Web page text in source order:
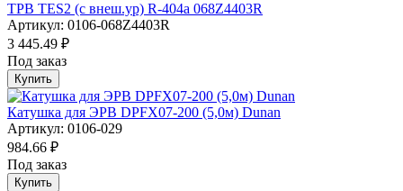
ТРВ TES2 (с внеш.ур) R-404a 068Z4403R
Артикул: 0106-068Z4403R
3 445.49 ₽
Под заказ
Купить
Катушка для ЭРВ DPFX07-200 (5,0м) Dunan
Артикул: 0106-029
984.66 ₽
Под заказ
Купить